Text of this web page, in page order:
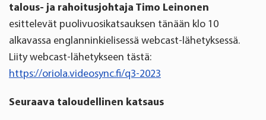
talous- ja rahoitusjohtaja Timo Leinonen
esittelevät puolivuosikatsauksen tänään klo 10
alkavassa englanninkielisessä webcast-lähetyksessä.
Liity webcast-lähetykseen tästä:
https://oriola.videosync.fi/q3-2023
Seuraava taloudellinen katsaus